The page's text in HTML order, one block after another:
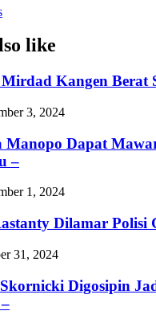
like
Kangen Berat
3, 2024
Manopo Dapat
–
1, 2024
Dilamar Polisi
31, 2024
Digosipin